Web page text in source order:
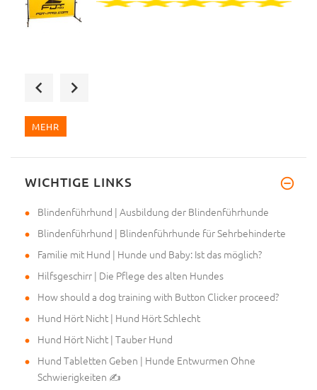
Hallo, meine Bestellung wurde
MEHR
WICHTIGE LINKS
Blindenführhund | Ausbildung der Blindenführhunde
Blindenführhund | Blindenführhunde für Sehrbehinderte
Familie mit Hund | Hunde und Baby: Ist das möglich?
Hilfsgeschirr | Die Pflege des alten Hundes
How should a dog training with Button Clicker proceed?
Hund Hört Nicht | Hund Hört Schlecht
Hund Hört Nicht | Tauber Hund
Hund Tabletten Geben | Hunde Entwurmen Ohne
Schwierigkeiten ✍